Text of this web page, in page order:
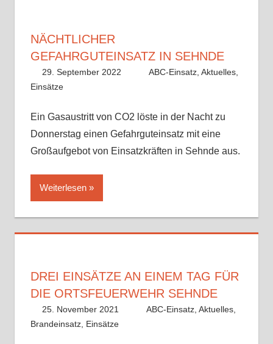
NÄCHTLICHER
GEFAHRGUTEINSATZ IN SEHNDE
29. September 2022 Benedikt Nolle
ABC-Einsatz, Aktuelles,
Einsätze
Ein Gasaustritt von CO2 löste in der Nacht zu
Donnerstag einen Gefahrguteinsatz mit eine
Großaufgebot von Einsatzkräften in Sehnde aus.
Weiterlesen
DREI EINSÄTZE AN EINEM TAG FÜR
DIE ORTSFEUERWEHR SEHNDE
25. November 2021 Benedikt Nolle
ABC-Einsatz, Aktuelles,
Brandeinsatz, Einsätze